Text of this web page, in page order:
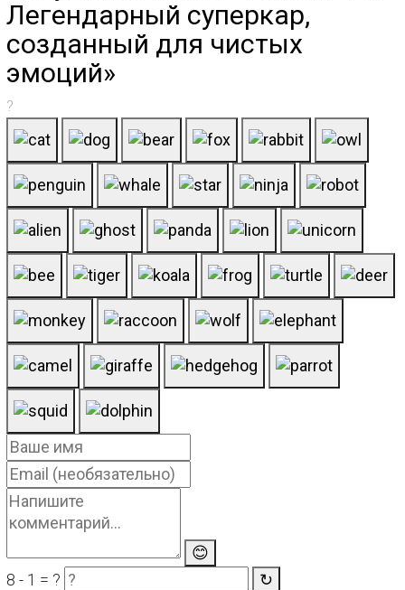
Легендарный суперкар,
созданный для чистых
эмоций»
?
😊
8 - 1 = ?
↻